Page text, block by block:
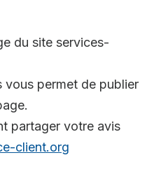
du site services-
permet de publier
partager votre avis
client.org